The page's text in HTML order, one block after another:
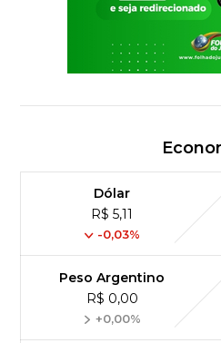
Dólar
R$ 5,11
-0,03%
Peso Argentino
R$ 0,00
+0,00%